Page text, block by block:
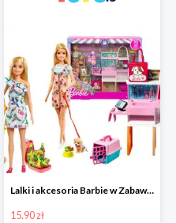
Lalki i akcesoria Barbie w Zabawkitotu.pl od 15,90 zł
15.90 zł